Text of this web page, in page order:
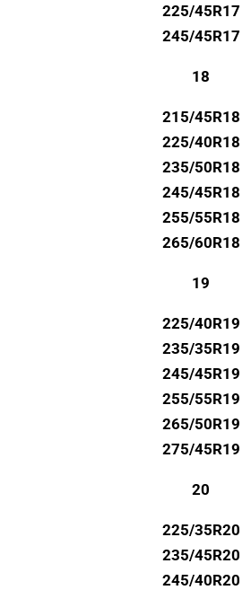
225/45R17
245/45R17
18
215/45R18
225/40R18
235/50R18
245/45R18
255/55R18
265/60R18
19
225/40R19
235/35R19
245/45R19
255/55R19
265/50R19
275/45R19
20
225/35R20
235/45R20
245/40R20